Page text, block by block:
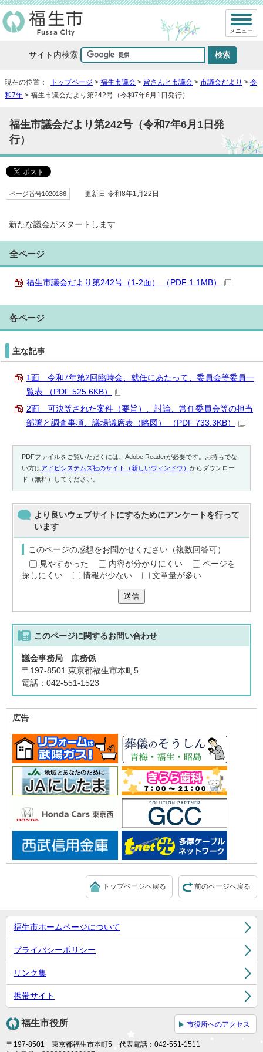
サイト内検索
メニュー
現在の位置： トップページ > 福生市議会 > 皆さんと市議会 > 市議会だより > 令
和7年 > 福生市議会だより第242号（令和7年6月1日発行）
福生市議会だより第242号（令和7年6月1日発
行）
ページ番号1020186 更新日 令和8年1月22日
新たな議会がスタートします
全ページ
福生市議会だより第242号（1-2面） （PDF 1.1MB）
各ページ
主な記事
1面 令和7年第2回臨時会、就任にあたって、委員会等委員一
覧表 （PDF 525.6KB）
2面 可決等された案件（要旨）、討論、常任委員会等の担当
部署と調査事項、議場議席表（略図） （PDF 733.3KB）
PDFファイルをご覧いただくには、Adobe Readerが必要です。お持ちでな
い方はアドビシステムズ社のサイト（新しいウィンドウ）からダウンロー
ド（無料）してください。
より良いウェブサイトにするためにアンケートを行って
います
このページの感想をお聞かせください（複数回答可）
見やすかった
内容が分かりにくい
ページを
探しにくい
情報が少ない 文章量が多い
送信
このページに関するお問い合わせ
議会事務局 庶務係
〒197-8501 東京都福生市本町5
電話：042-551-1523
広告
前のページへ戻る
トップページへ戻る
福生市ホームページについて
プライバシーポリシー
リンク集
携帯サイト
福生市役所 市役所へのアクセス
〒197-8501 東京都福生市本町5 代表電話：042-551-1511